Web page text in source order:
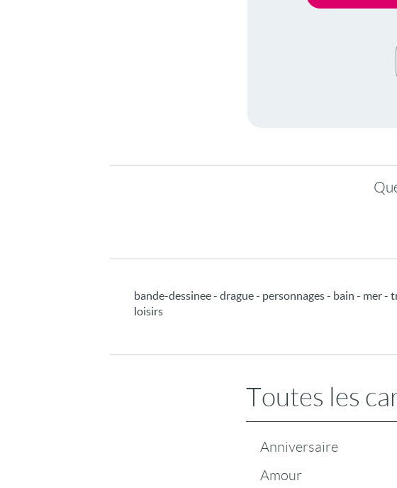
bande-dessinee - drague - personnages - bain - mer
loisirs
Toutes les
Anniversaire
Amour